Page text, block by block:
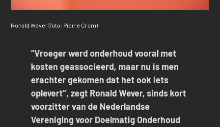
Ronald Wever (foto: Pierre Crom)
“Vroeger werd onderhoud vooral met
kosten geassocieerd, maar nu is men
erachter gekomen dat het ook iets
oplevert”, zegt Ronald Wever, sinds kort
voorzitter van de Nederlandse
Vereniging voor Doelmatig Onderhoud